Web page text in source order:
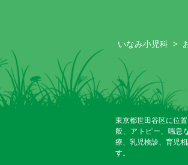
いなみ小児科 >
東京都世田谷区に位
般、アトピー、喘息
療、乳児検診、育児
す。